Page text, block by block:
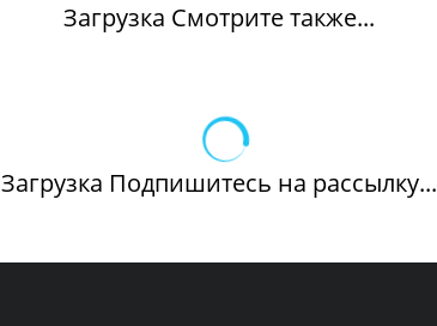
Загрузка Смотрите также...
Загрузка Подпишитесь на рассылку...